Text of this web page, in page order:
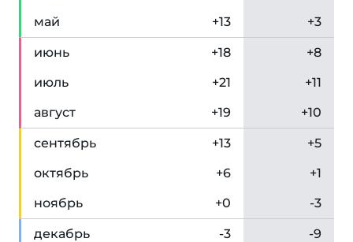
май
+13 +3
июнь +18
+8
июль +21
+11
август +19 +10
сентябрь +13
+5
октябрь +6
+1
ноябрь +0 -3
декабрь -3 -9